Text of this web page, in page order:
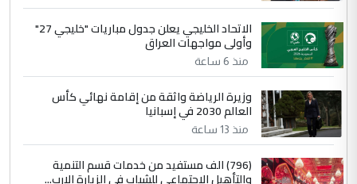
الاتحاد الخليجي يعلن جدول مباريات "خليجي 27"
وأولى مواجهات العراق
منذ 6 ساعة
وزيرة الرياضة واثقة من إقامة نهائي كأس
العالم 2030 في إسبانيا
منذ 13 ساعة
(796) الف مستفيد من خدمات قسم التنمية
والتأهيل الاجتماعي للشباب في الزيارة الارب...